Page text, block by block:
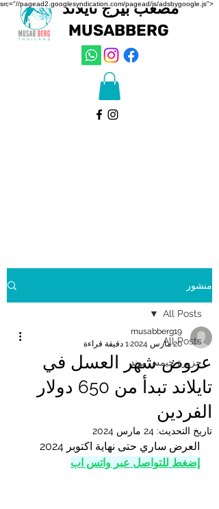
src="//pagead2.googlesyndication.com/pagead/js/adsbygoogle.js">
مصعب بيرج تايلاند
MUSABBERG
منشور
All Posts
جزيرة جيمس بوند
All Posts
عروض شهر العسل في
تايلاند تبدأ من 650 دولار
الفردين
musabberg19
20 مارس 2024
1 دقيقة قراءة
تاريخ التحديث: 24 مارس 2024
العرض ساري حتى نهاية اكتوبر 2024
إضغط للتواصل عبر واتس اب